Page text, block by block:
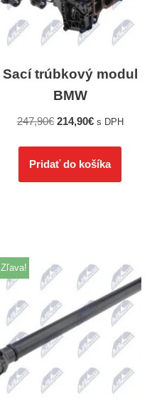
Sací trúbkový modul
BMW
247,90€ 214,90€ s DPH
Pridať do košíka
Zľava!